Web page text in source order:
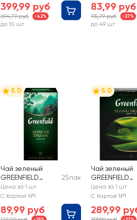
399,99 руб
694,79 руб -42%
до 10 шт
83,99 руб
115,79 руб -27%
до 49 шт
5.0
Чай зеленый
GREENFIELD
Jasmine Dream
25пак
Цена за 1 шт
С Картой №1
89,99 руб
5.0
Чай зеленый
GREENFIELD
Flying Dragon
Цена за 1 шт
С Картой №1
289,99